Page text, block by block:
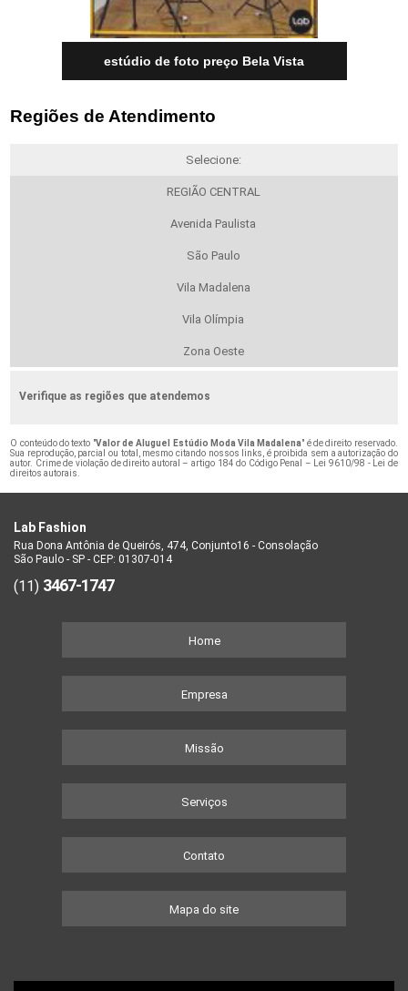
estúdio de foto preço Bela Vista
Regiões de Atendimento
Selecione:
REGIÃO CENTRAL
Avenida Paulista
São Paulo
Vila Madalena
Vila Olímpia
Zona Oeste
Verifique as regiões que atendemos
O conteúdo do texto "Valor de Aluguel Estúdio Moda Vila Madalena" é de direito reservado.
Sua reprodução, parcial ou total, mesmo citando nossos links, é proibida sem a autorização do
autor. Crime de violação de direito autoral – artigo 184 do Código Penal –
Lei 9610/98 - Lei de
direitos autorais
Lab Fashion
Rua Dona Antônia de Queirós, 474, Conjunto16 - Consolação
São Paulo - SP - CEP: 01307-014
(11) 3467-1747
Home
Empresa
Missão
Serviços
Contato
Mapa do site